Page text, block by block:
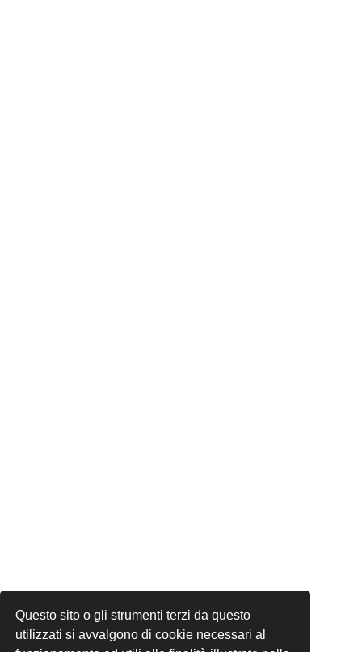
Questo sito o gli strumenti terzi da questo
utilizzati si avvalgono di cookie necessari al